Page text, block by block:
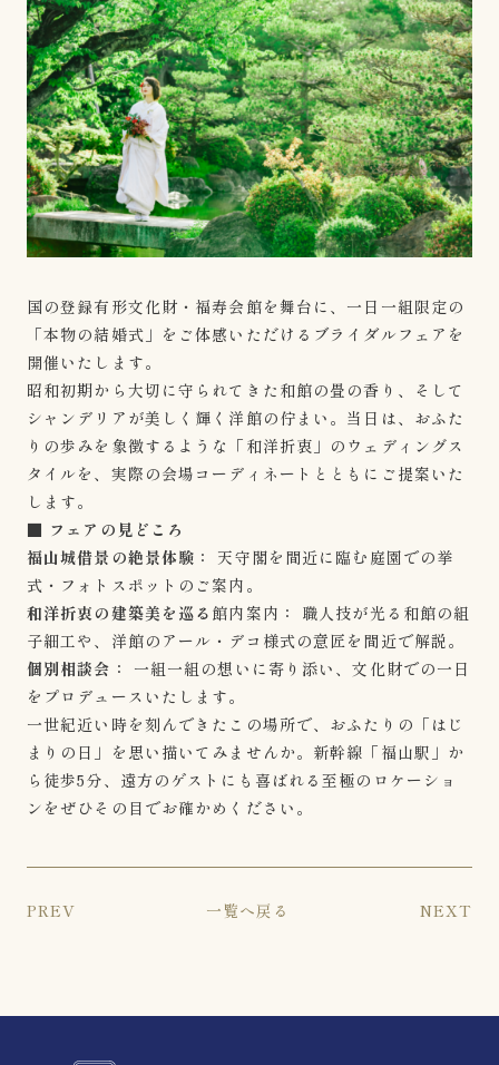
国の登録有形文化財・福寿会館を舞台に、一日一組限定の
「本物の結婚式」をご体感いただけるブライダルフェアを
開催いたします。
昭和初期から大切に守られてきた和館の畳の香り、そして
シャンデリアが美しく輝く洋館の佇まい。当日は、おふた
りの歩みを象徴するような「和洋折衷」のウェディングス
タイルを、実際の会場コーディネートとともにご提案いた
します。
■ フェアの見どころ
福山城借景の絶景体験：
天守閣を間近に臨む庭園での挙
式・フォトスポットのご案内。
和洋折衷の建築美を巡る 館内案内 ：
職人技が光る和館の組
子細工や、洋館のアール・デコ様式の意匠を間近で解説。
個別相談会：
一組一組の想いに寄り添い、文化財での一日
をプロデュースいたします。
一世紀近い時を刻んできたこの場所で、おふたりの「はじ
まりの日」を思い描いてみませんか。新幹線「福山駅」か
ら徒歩5分、遠方のゲストにも喜ばれる至極のロケーショ
ンをぜひその目でお確かめください。
PREV 一覧へ戻る NEXT